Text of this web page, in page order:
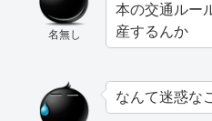
名無し
本の交通ルー
産するんか
なんて迷惑な